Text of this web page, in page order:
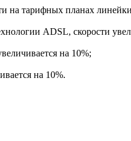
на тарифных планах
ADSL, скорости
на 10%;
на 10%.